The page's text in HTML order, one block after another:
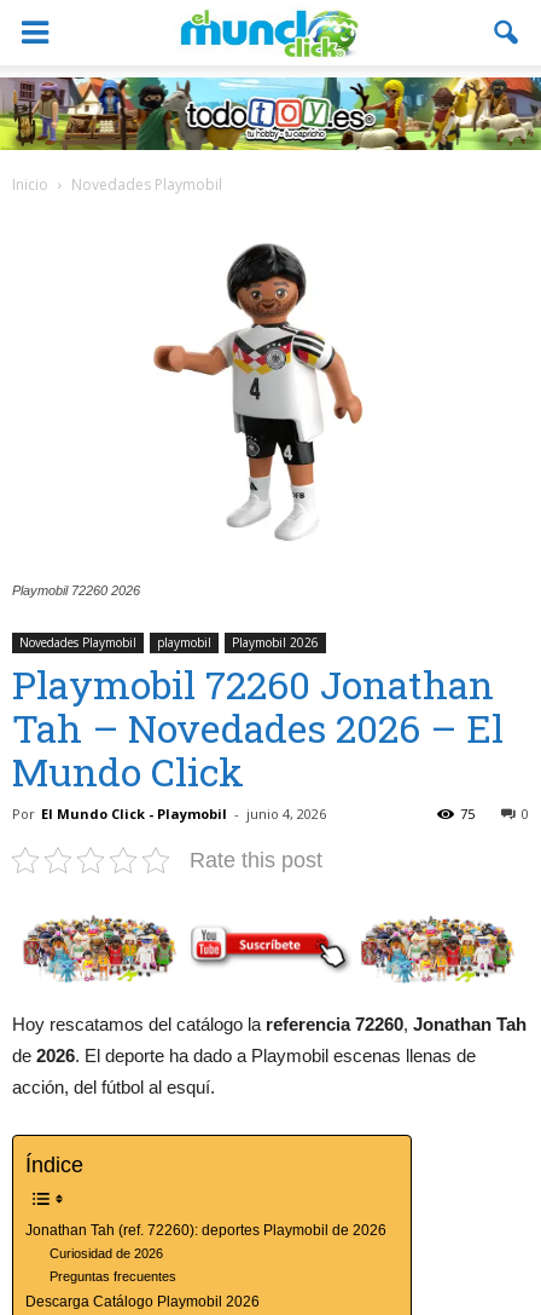
Inicio Novedades Playmobil
Playmobil 72260 2026
Novedades Playmobil playmobil Playmobil 2026
Playmobil 72260 Jonathan
Tah – Novedades 2026 – El
Mundo Click
Por El Mundo Click - Playmobil - junio 4, 2026 0
75
Rate this post
Hoy rescatamos del catálogo la referencia 72260, Jonathan Tah
de 2026. El deporte ha dado a Playmobil escenas llenas de
acción, del fútbol al esquí.
Índice
Jonathan Tah (ref. 72260): deportes Playmobil de 2026
Curiosidad de 2026
Preguntas frecuentes
Descarga Catálogo Playmobil 2026